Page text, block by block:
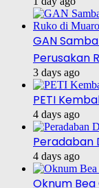
GAN
Perusakan
3 days ago
PETI
4 days ago
Peradaban
4 days ago
Oknum Bea